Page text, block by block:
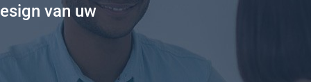
van uw